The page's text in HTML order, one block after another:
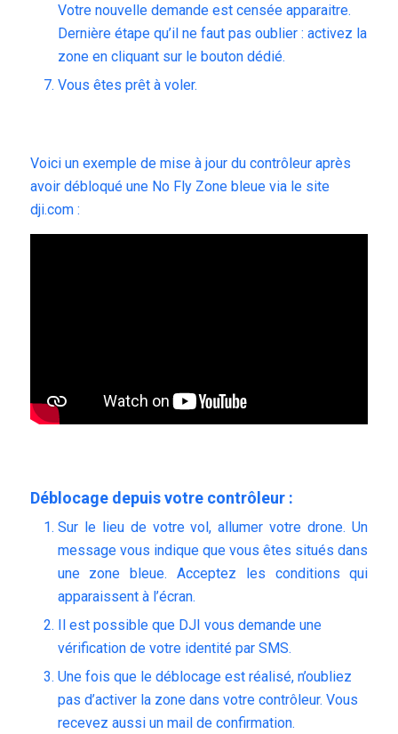
Votre nouvelle demande est censée apparaitre.
Dernière étape qu’il ne faut pas oublier : activez la
zone en cliquant sur le bouton dédié.
Vous êtes prêt à voler.
Voici un exemple de mise à jour du contrôleur après
avoir débloqué une No Fly Zone bleue via le site
dji.com :
Déblocage depuis votre contrôleur :
Sur le lieu de votre vol, allumer votre drone. Un
message vous indique que vous êtes situés dans
une zone bleue. Acceptez les conditions qui
apparaissent à l’écran.
Il est possible que DJI vous demande une
vérification de votre identité par SMS.
Une fois que le déblocage est réalisé, n’oubliez
pas d’activer la zone dans votre contrôleur. Vous
recevez aussi un mail de confirmation.